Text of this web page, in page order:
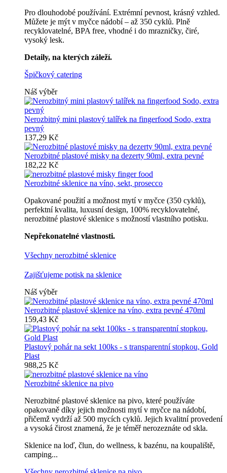
Pro dlouhodobé používání. Extrémní pevnost, krásný vzhled.
Můžete je mýt v myčce nádobí – až 350 cyklů. Plně
recyklovatelné, BPA free, vhodné i do mrazničky, čiré,
vysoký lesk.
Detaily, na kterých záleží.
Špičkový catering
Náš výběr
Nerozbitný mini plastový talířek na fingerfood Sodo, extra
pevný
137,29 Kč
Nerozbitné plastové misky na dezerty 90ml, extra pevné
182,22 Kč
Nerozbitné sklenice na víno, sekt, prosecco
Opakované použití a možnost mytí v myčce (350 cyklů),
perfektní kvalita, luxusní design, 100% recyklovatelné,
nerozbitné plastové sklenice s možností vlastního potisku.
Nepřekonatelné vlastnosti.
Všechny nerozbitné sklenice
Zajišťujeme potisk na sklenice
Náš výběr
Nerozbitné plastové sklenice na víno, extra pevné 470ml
159,43 Kč
Plastový pohár na sekt 100ks - s transparentní stopkou, Gold
Plast
988,25 Kč
Nerozbitné sklenice na pivo
Nerozbitné plastové sklenice na pivo, které používáte
opakovaně díky jejich možnosti mytí v myčce na nádobí,
přičemž vydrží až 500 mycích cyklů. Jejich kvalitní provedení
a vysoká čirost znamená, že je téměř nerozeznáte od skla.
Sklenice na loď, člun, do wellness, k bazénu, na koupaliště,
camping...